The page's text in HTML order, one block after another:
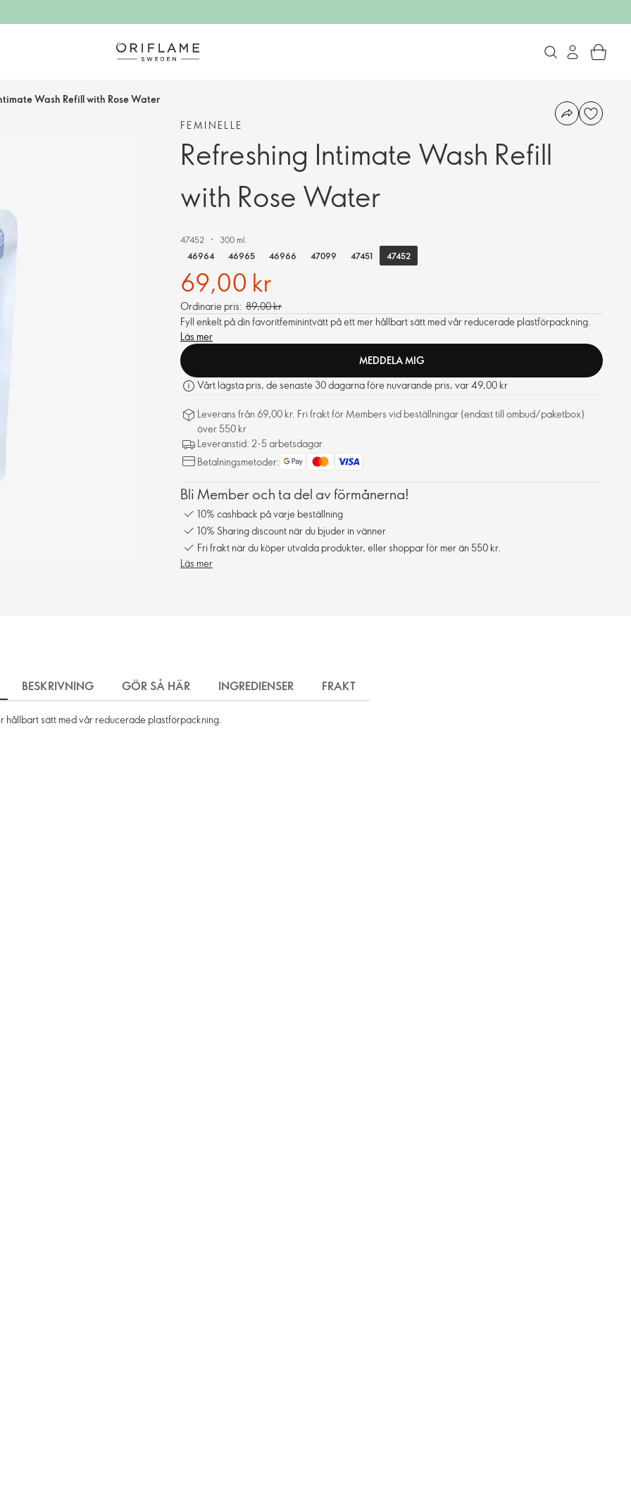
Wash Refill with Rose Water
FEMINELLE
Refreshing Intimate Wash Refill
with Rose Water
47452
300 ml.
46964
46965 46966 47099 47451 47452
69,00 kr
Ordinarie pris: 89,00 kr
Fyll enkelt på din favoritfeminintvätt på ett mer hållbart sätt med vår reducerade plastförpackning.
Läs mer
MEDDELA MIG
Vårt lägsta pris, de senaste 30 dagarna före nuvarande pris, var 49,00 kr
Leverans från 69,00 kr. Fri frakt för Members vid beställningar (endast till ombud/paketbox)
över 550 kr
Leveranstid: 2-5 arbetsdagar
Betalningsmetoder:
Bli Member och ta del av förmånerna!
10% cashback på varje beställning
10% Sharing discount när du bjuder in vänner
Fri frakt när du köper utvalda produkter, eller shoppar för mer än 550 kr.
Läs mer
BESKRIVNING GÖR SÅ HÄR INGREDIENSER FRAKT
hållbart sätt med vår reducerade plastförpackning.